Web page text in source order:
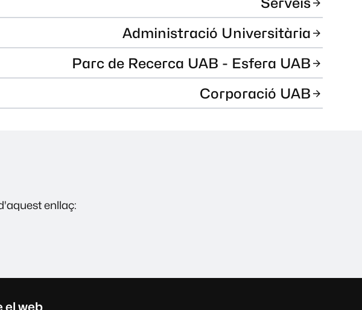
Administració Universitària
Parc de Recerca UAB - Esfera UAB
Corporació UAB
enllaç:
el web